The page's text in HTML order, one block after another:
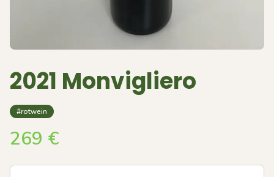
2021 Monvigliero
#rotwein
269 €